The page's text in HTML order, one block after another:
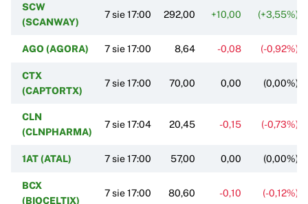
SCW
(SCANWAY)
7 sie 17:00 292,00 +10,00 (+3,55%)
AGO (AGORA) 7 sie 17:00 8,64 -0,08 (-0,92%)
CTX
(CAPTORTX)
7 sie 17:00 70,00 0,00 (0,00%)
CLN
(CLNPHARMA)
7 sie 17:04 20,45 -0,15 (-0,73%)
1AT (ATAL) 7 sie 17:00 57,00 0,00 (0,00%)
BCX
(BIOCELTIX)
7 sie 17:00 80,60 -0,10 (-0,12%)